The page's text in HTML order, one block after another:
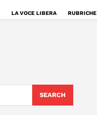
LA VOCE LIBERA RUBRICHE
SEARCH